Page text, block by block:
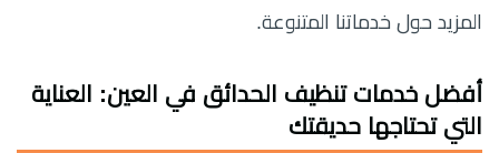
المزيد حول خدماتنا المتنوعة.
أفضل خدمات تنظيف الحدائق في العين: العناية
التي تحتاجها حديقتك